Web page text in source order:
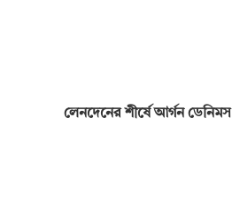
লেনদেনের শীর্ষে আর্গন ডেনিমস